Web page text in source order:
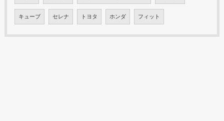
キューブ セレナ トヨタ ホンダ フィット